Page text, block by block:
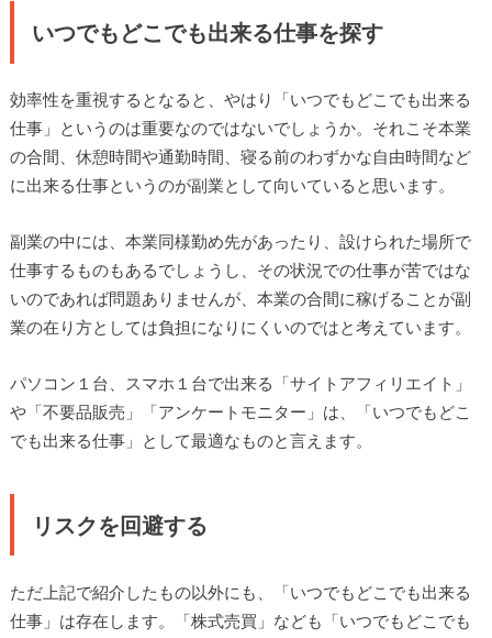
いつでもどこでも出来る仕事を探す
効率性を重視するとなると、やはり「いつでもどこでも出来る
仕事」というのは重要なのではないでしょうか。それこそ本業
の合間、休憩時間や通勤時間、寝る前のわずかな自由時間など
に出来る仕事というのが副業として向いていると思います。
副業の中には、本業同様勤め先があったり、設けられた場所で
仕事するものもあるでしょうし、その状況での仕事が苦ではな
いのであれば問題ありませんが、本業の合間に稼げることが副
業の在り方としては負担になりにくいのではと考えています。
パソコン１台、スマホ１台で出来る「サイトアフィリエイト」
や「不要品販売」「アンケートモニター」は、「いつでもどこ
でも出来る仕事」として最適なものと言えます。
リスクを回避する
ただ上記で紹介したもの以外にも、「いつでもどこでも出来る
仕事」は存在します。「株式売買」なども「いつでもどこでも